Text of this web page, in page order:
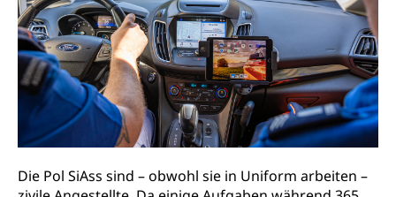
Die Pol SiAss sind – obwohl sie in Uniform arbeiten –
Zentrum für Brückenangebote
Studienwahl- und Studienbearatung
Fachklasse Grafik
Gesundheitsmittelschule
Informatikmittelschule
Wirtschaftsmittelschule
FMS und Vollzeitschulen mit BM
Kantonale Sportcamps
Primarschule
Sekundarschule
Schulpflicht
Kindergarten & Basisstufe
Förderangebote
Stipendien und Darlehen
Studienbeihilfe, Stipendien, Ausbildungsdarlehen
Stipendien Universität Luzern unilu
Finanzielle Unterstützung für Ausbildung
Pflege HF oder Studium Pflege FH
Universität
Technische Hochschule, Studium,
Hochschulstudium, Universitätsstudium,
universitäre Ausbildung, akademische Ausbildung,
Hochschule, Bachelor, Master, Doktorat,